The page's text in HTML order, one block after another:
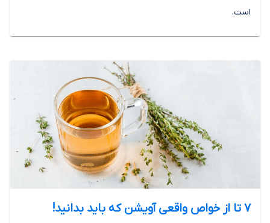
است.
7 تا از خواص واقعی آویشن که باید بدانید!